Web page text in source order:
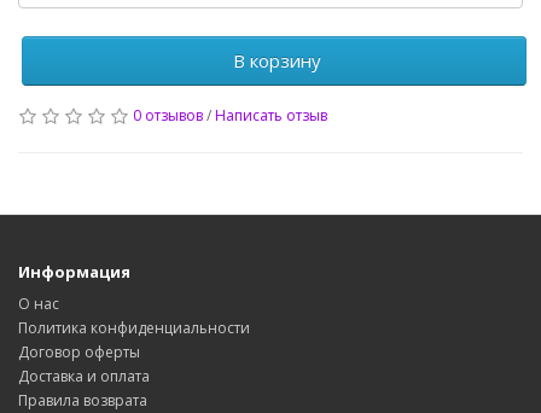
В корзину
0 отзывов/Написать отзыв
Информация
О нас
Политика конфиденциальности
Договор оферты
Доставка и оплата
Правила возврата